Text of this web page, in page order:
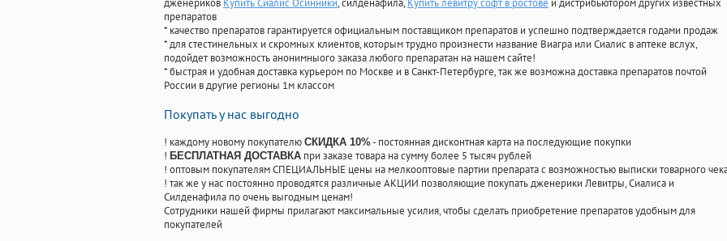
дженериков Купить Сиалис Осинники, силденафила, Купить левитру софт в ростове и дистрибьютором других известных
препаратов
* качество препаратов гарантируется официальным поставщиком препаратов и успешно подтверждается годами продаж
* для стестинельных и скромных клиентов, которым трудно произнести название Виагра или Сиалис в аптеке вслух,
подойдет возможность анонимныого заказа любого препаратан на нашем сайте!
* быстрая и удобная доставка курьером по Москве и в Санкт-Петербурге, так же возможна доставка препаратов почтой
России в другие регионы 1м классом
Покупать у нас выгодно
! каждому новому покупателю СКИДКА 10%- постоянная дисконтная карта на последующие покупки
! БЕСПЛАТНАЯ ДОСТАВКА при заказе товара на сумму более 5 тысяч рублей
! оптовым покупателям СПЕЦИАЛЬНЫЕ цены на мелкооптовые партии препарата с возможностью выписки товарного
! так же у нас постоянно проводятся различные АКЦИИ позволяющие покупать дженерики Левитры, Сиалиса и
Силденафила по очень выгодным ценам!
Cотрудники нашей фирмы прилагают максимальные усилия, чтобы сделать приобретение препаратов удобным для
покупателей